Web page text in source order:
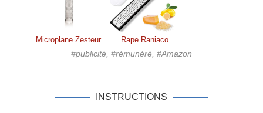
Microplane Zesteur Rape Raniaco
#publicité, #rémunéré, #Amazon
INSTRUCTIONS